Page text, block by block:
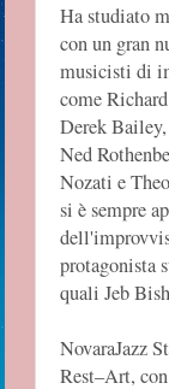
Ha studiato
con un gran
musicisti di
come
Derek
Ned
Nozati e
si è sempre
protagonista
quali Jeb
NovaraJazz
Rest–Art,